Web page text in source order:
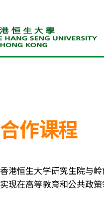
合作课程
香港恒生大学研究生院与
实现在高等教育和公共政